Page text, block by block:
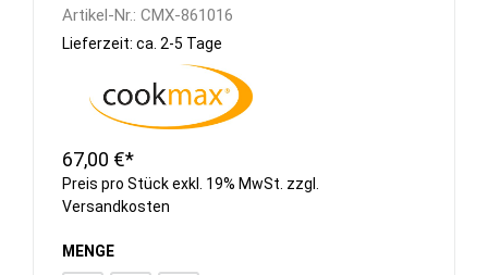
Artikel-Nr.: CMX-861016
Lieferzeit: ca. 2-5 Tage
67,00 €*
Preis pro Stück exkl. 19% MwSt. zzgl.
Versandkosten
MENGE